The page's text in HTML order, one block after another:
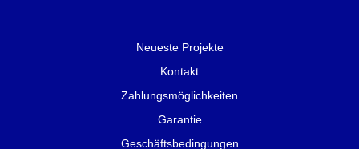
Neueste Projekte
Kontakt
Zahlungsmöglichkeiten
Garantie
Geschäftsbedingungen